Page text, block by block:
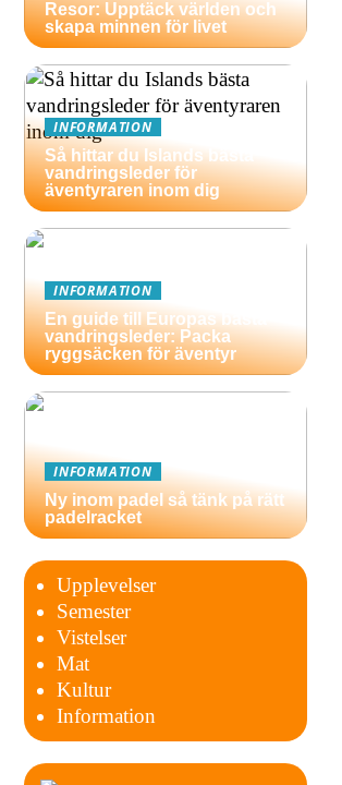
Resor: Upptäck världen och
skapa minnen för livet
INFORMATION
Så hittar du Islands bästa
vandringsleder för
äventyraren inom dig
INFORMATION
En guide till Europas bästa
vandringsleder: Packa
ryggsäcken för äventyr
INFORMATION
Ny inom padel så tänk på rätt
padelracket
Upplevelser
Semester
Vistelser
Mat
Kultur
Information